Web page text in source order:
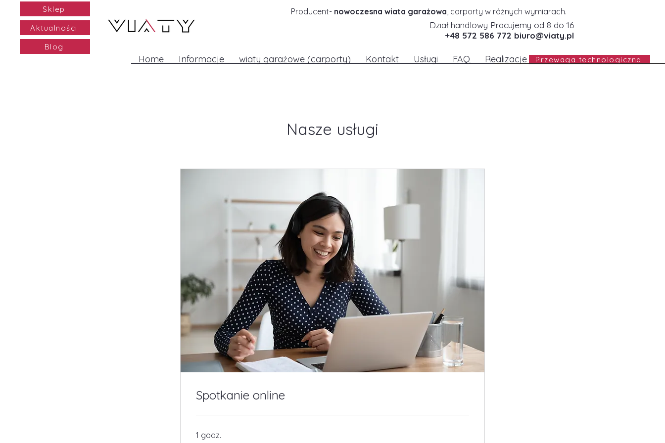
Sklep
Aktualności
Blog
Producent- nowoczesna wiata garażowa, carporty w różnych wymiarach.
Home Informacje wiaty garażowe (carporty) Kontakt Usługi FAQ Realizacje
Dział handlowy Pracujemy od 8 do 16
+48 572 586 772 biuro@viaty.pl
Przewaga technologiczna
Nasze usługi
Spotkanie online
1 godz.